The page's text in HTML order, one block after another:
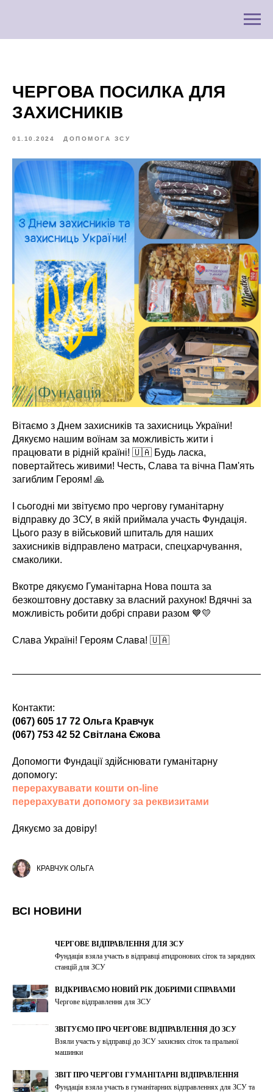
ЧЕРГОВА ПОСИЛКА ДЛЯ
ЗАХИСНИКІВ
01.10.2024 ДОПОМОГА ЗСУ
Вітаємо з Днем захисників та захисниць України!
Дякуємо нашим воїнам за можливість жити і
працювати в рідній країні! 🇺🇦 Будь ласка,
повертайтесь живими! Честь, Слава та вічна Пам'ять
загиблим Героям! 🙏
І сьогодні ми звітуємо про чергову гуманітарну
відправку до ЗСУ, в якій приймала участь Фундація.
Цього разу в військовий шпиталь для наших
захисників відправлено матраси, спецхарчування,
смаколики.
Вкотре дякуємо Гуманітарна Нова пошта за
безкоштовну доставку за власний рахунок! Вдячні за
можливість робити добрі справи разом 💙💛
Слава Україні! Героям Слава! 🇺🇦
Контакти:
(067) 605 17 72 Ольга Кравчук
(067) 753 42 52 Світлана Єжова
Допомогти Фундації здійснювати гуманітарну
допомогу:
перерахувавати кошти on-line
перерахувати допомогу за реквизитами
Дякуємо за довіру!
КРАВЧУК ОЛЬГА
ВСІ НОВИНИ
ЧЕРГОВЕ ВІДПРАВЛЕННЯ ДЛЯ ЗСУ
Фундація взяла участь в відправці атидронових сіток та зарядних
станцій для ЗСУ
ВІДКРИВАЄМО НОВИЙ РІК ДОБРИМИ СПРАВАМИ
Чергове відправлення для ЗСУ
ЗВІТУЄМО ПРО ЧЕРГОВЕ ВІДПРАВЛЕННЯ ДО ЗСУ
Взяли участь у відправці до ЗСУ захисних сіток та пральної
машинки
ЗВІТ ПРО ЧЕРГОВІ ГУМАНІТАРНІ ВІДПРАВЛЕННЯ
Фундація взяла участь в гуманітарних відправленнях для ЗСУ та